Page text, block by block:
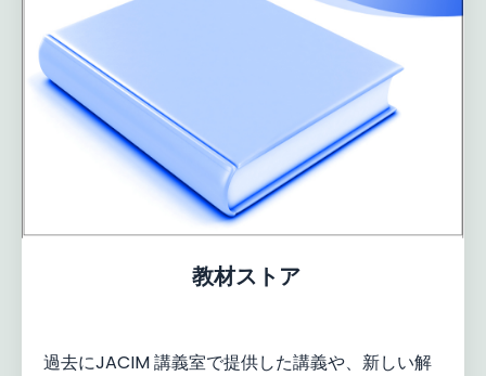
教材ストア
過去にJACIM 講義室で提供した講義や、新しい解